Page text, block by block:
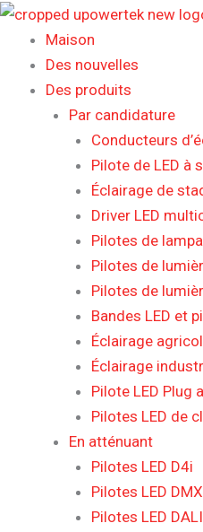
Aller
contenu
Maison
Des nouvelles
Des produits
Par candidature
Conducteurs
Pilote de LED à
Éclairage de
Driver LED
Pilotes de
Pilotes de
Pilotes de
Bandes LED et
Éclairage
Éclairage
Pilote LED Plug
Pilotes LED de
En atténuant
Pilotes LED D4i
Pilotes LED DMX
Pilotes LED DALI